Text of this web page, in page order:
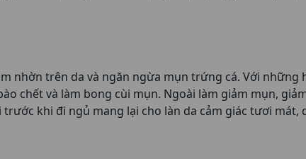
nhờn trên da và ngăn ngừa mụn trứng cá. Với những
chết và làm bong cùi mụn. Ngoài làm giảm mụn,
khi đi ngủ mang lại cho làn da cảm giác tươi mát,